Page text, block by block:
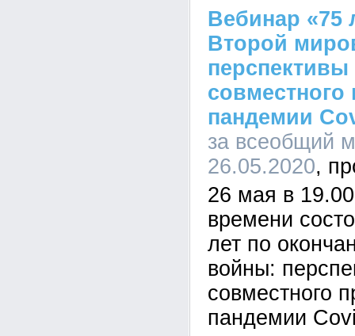
Вебинар «75
Второй
совместного
пандемии
за всеобщий
26.05.2020
26 мая в
времени
лет по
войны:
совместного
пандемии